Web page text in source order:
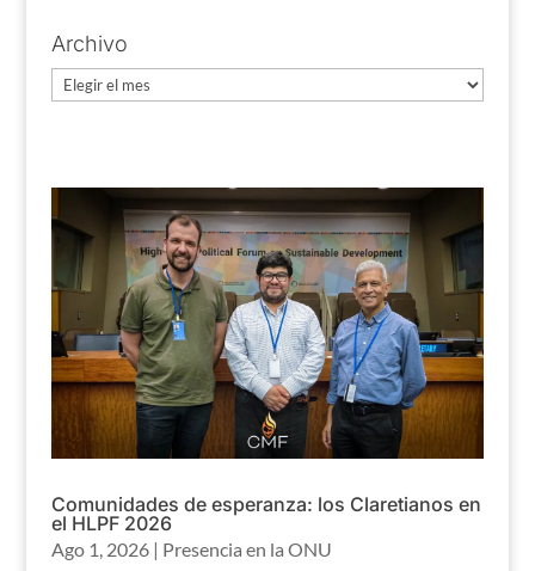
Archivo
Archivo
Comunidades de esperanza: los Claretianos en
el HLPF 2026
Ago 1, 2026| Presencia en la ONU